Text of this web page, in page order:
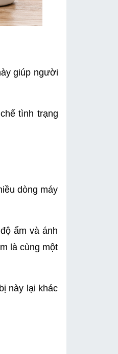
giúp người
tình trạng
dòng máy
ẩm và ánh
là cùng một
này lại khác